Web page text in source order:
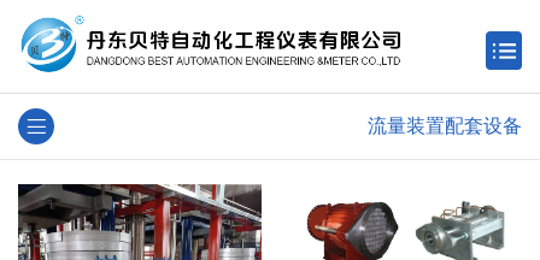
流量装置配套设备